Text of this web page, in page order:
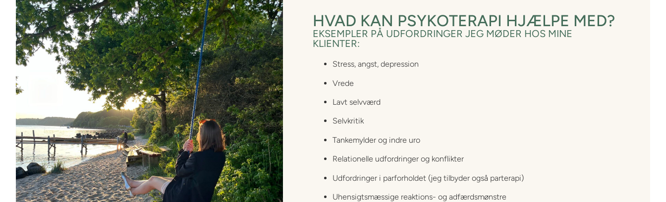
HVAD KAN PSYKOTERAPI HJÆLPE MED?
EKSEMPLER PÅ UDFORDRINGER JEG MØDER HOS MINE
KLIENTER:
Stress, angst, depression
Vrede
Lavt selvværd
Selvkritik
Tankemylder og indre uro
Relationelle udfordringer og konflikter
Udfordringer i parforholdet (jeg tilbyder også parterapi)
Uhensigtsmæssige reaktions- og adfærdsmønstre